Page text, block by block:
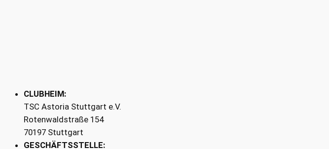
CLUBHEIM:
TSC Astoria Stuttgart e.V.
Rotenwaldstraße 154
70197 Stuttgart
GESCHÄFTSSTELLE: